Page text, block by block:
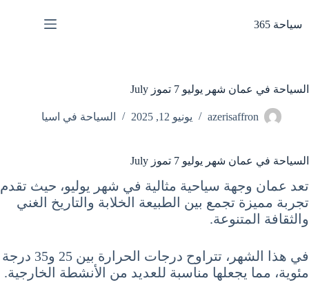
المحتوى
سياحة 365
السياحة في عمان شهر يوليو 7 تموز July
azerisaffron يونيو 12, 2025 السياحة في اسيا
السياحة في عمان شهر يوليو 7 تموز July
تعد عمان وجهة سياحية مثالية في شهر يوليو، حيث تقدم
تجربة مميزة تجمع بين الطبيعة الخلابة والتاريخ الغني
والثقافة المتنوعة.
في هذا الشهر، تتراوح درجات الحرارة بين 25 و35 درجة
مئوية، مما يجعلها مناسبة للعديد من الأنشطة الخارجية.